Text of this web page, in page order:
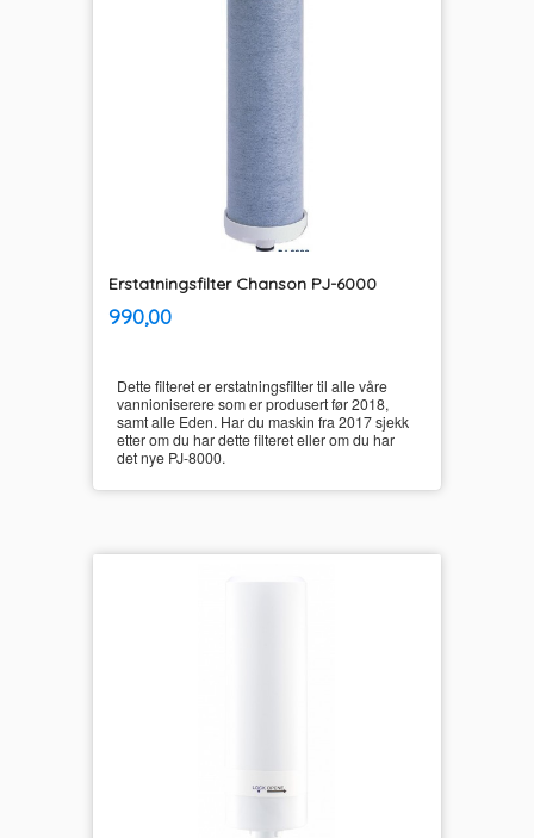
Erstatningsfilter Chanson PJ-6000
Pris
990,00mva.
Dette filteret er erstatningsfilter til alle våre
vannioniserere som er produsert før 2018,
samt alle Eden. Har du maskin fra 2017 sjekk
etter om du har dette filteret eller om du har
det nye PJ-8000.